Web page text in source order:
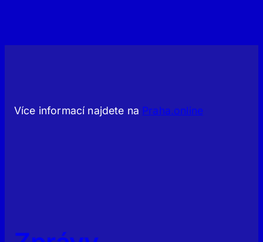
Více informací najdete na Praha.online